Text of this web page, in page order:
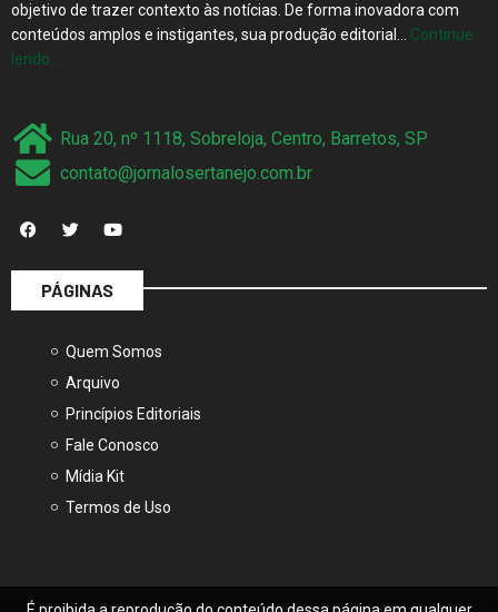
objetivo de trazer contexto às notícias. De forma inovadora com
conteúdos amplos e instigantes, sua produção editorial… Continue
lendo…
Rua 20, nº 1118, Sobreloja, Centro, Barretos, SP
contato@jornalosertanejo.com.br
PÁGINAS
Quem Somos
Arquivo
Princípios Editoriais
Fale Conosco
Mídia Kit
Termos de Uso